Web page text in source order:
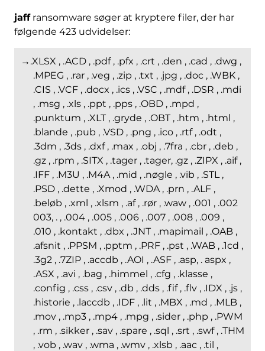
jaffransomware søger at kryptere filer, der har
følgende 423 udvidelser:
→.XLSX , .ACD , .pdf , .pfx , .crt , .den , .cad , .dwg ,
.MPEG , .rar , .veg , .zip , .txt , .jpg , .doc , .WBK ,
.CIS , .VCF , .docx , .ics , .VSC , .mdf , .DSR , .mdi
, .msg , .xls , .ppt , .pps , .OBD , .mpd ,
.punktum , .XLT , .gryde , .OBT , .htm , .html ,
.blande , .pub , .VSD , .png , .ico , .rtf , .odt ,
.3dm , .3ds , .dxf , .max , .obj , .7fra , .cbr , .deb ,
.gz , .rpm , .SITX , .tager , .tager, .gz , .ZIPX , .aif ,
.IFF , .M3U , .M4A , .mid , .nøgle , .vib , .STL ,
.PSD , .dette , .Xmod , .WDA , .prn , .ALF ,
.beløb , .xml , .xlsm , .af , .rør , .waw , .001 , .002
003, . , .004 , .005 , .006 , .007 , .008 , .009 ,
.010 , .kontakt , .dbx , .JNT , .mapimail , .OAB ,
.afsnit , .PPSM , .pptm , .PRF , .pst , .WAB , .1cd ,
.3g2 , .7ZIP , .accdb , .AOI , .ASF , .asp, . aspx ,
.ASX , .avi , .bag , .himmel , .cfg , .klasse ,
.config , .css , .csv , .db , .dds , .fif , .flv , .IDX , .js ,
.historie , .laccdb , .IDF , .lit , .MBX , .md , .MLB ,
.mov , .mp3 , .mp4 , .mpg , .sider , .php , .PWM
, .rm , .sikker , .sav , .spare , .sql , .srt , .swf , .THM
, .vob , .wav , .wma , .wmv , .xlsb , .aac , .til ,